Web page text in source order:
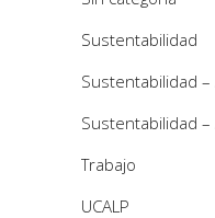
Sustentabilidad
Sustentabilidad –
Sustentabilidad
Trabajo
UCALP